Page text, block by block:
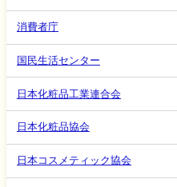
消費者庁
国民生活センター
日本化粧品工業連合会
日本化粧品協会
日本コスメティック協会